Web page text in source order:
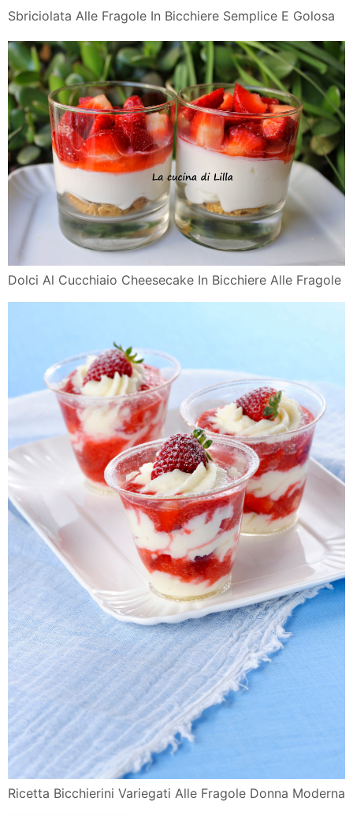
Sbriciolata Alle Fragole In Bicchiere Semplice E Golosa
Dolci Al Cucchiaio Cheesecake In Bicchiere Alle Fragole
Ricetta Bicchierini Variegati Alle Fragole Donna Moderna